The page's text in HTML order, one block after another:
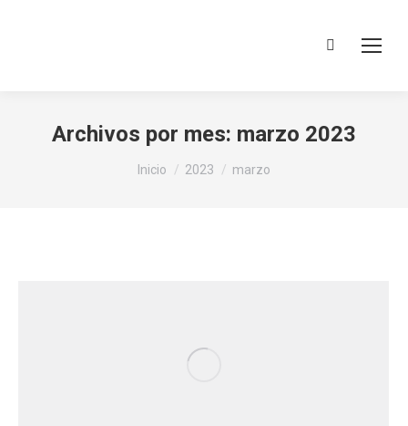
Buscar:
Archivos por mes: marzo 2023
Estás aquí:
Inicio 2023 marzo